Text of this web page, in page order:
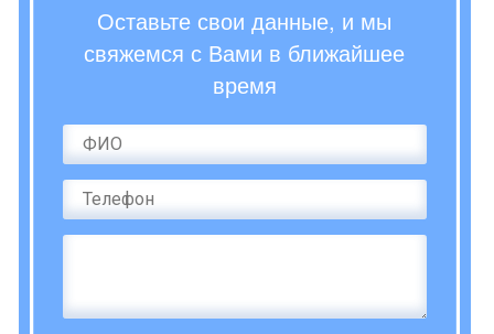
Оставьте свои данные, и мы
свяжемся с Вами в ближайшее
время